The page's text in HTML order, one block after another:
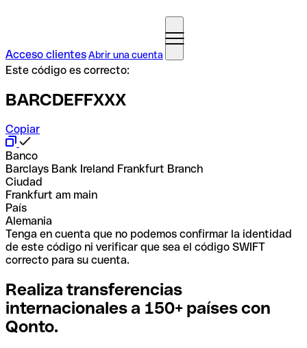
Acceso clientesAbrir una cuenta
Este código es correcto:
BARCDEFFXXX
Copiar
Banco
Barclays Bank Ireland Frankfurt Branch
Ciudad
Frankfurt am main
País
Alemania
Tenga en cuenta que no podemos confirmar la identidad
de este código ni verificar que sea el código SWIFT
correcto para su cuenta.
Realiza transferencias
internacionales a 150+ países con
Qonto.